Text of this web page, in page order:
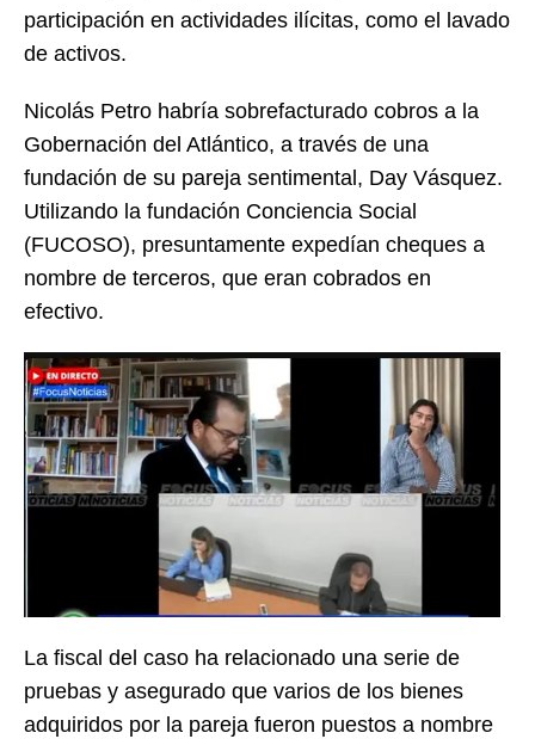
participación en actividades ilícitas, como el lavado
de activos.
Nicolás Petro habría sobrefacturado cobros a la
Gobernación del Atlántico, a través de una
fundación de su pareja sentimental, Day Vásquez.
Utilizando la fundación Conciencia Social
(FUCOSO), presuntamente expedían cheques a
nombre de terceros, que eran cobrados en
efectivo.
La fiscal del caso ha relacionado una serie de
pruebas y asegurado que varios de los bienes
adquiridos por la pareja fueron puestos a nombre